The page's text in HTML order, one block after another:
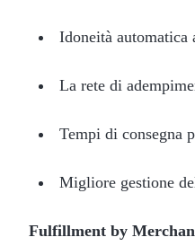
Idoneità automatica
La rete di
Tempi di consegna
Migliore gestione
Fulfillment by